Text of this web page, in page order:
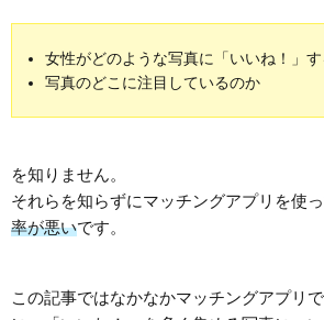
女性がどのような写真に「いいね！」
写真のどこに注目しているのか
を知りません。
それらを知らずにマッチングアプリを使っ
率が悪いです。
この記事ではなかなかマッチングアプリ